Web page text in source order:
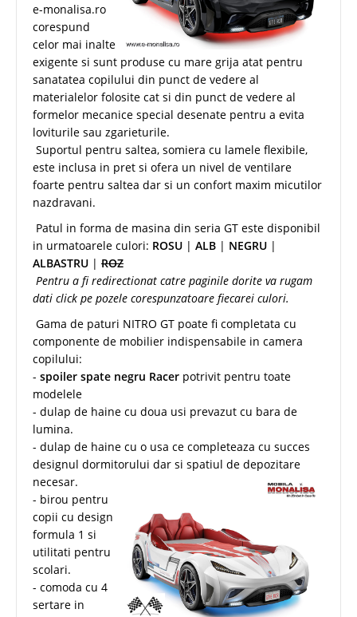
e-monalisa.ro
corespund
celor mai inalte
exigente si sunt produse cu mare grija atat pentru
sanatatea copilului din punct de vedere al
materialelor folosite cat si din punct de vedere al
formelor mecanice special desenate pentru a evita
loviturile sau zgarieturile.
Suportul pentru saltea, somiera cu lamele flexibile,
este inclusa in pret si ofera un nivel de ventilare
foarte pentru saltea dar si un confort maxim micutilor
nazdravani.
Patul in forma de masina din seria GT este disponibil
in urmatoarele culori: ROSU | ALB | NEGRU |
ALBASTRU | ROZ
Pentru a fi redirectionat catre paginile dorite va rugam
dati click pe pozele corespunzatoare fiecarei culori.
Gama de paturi NITRO GT poate fi completata cu
componente de mobilier indispensabile in camera
copilului:
- spoiler spate negru Racer potrivit pentru toate
modelele
- dulap de haine cu doua usi prevazut cu bara de
lumina.
- dulap de haine cu o usa ce completeaza cu succes
designul dormitorului dar si spatiul de depozitare
necesar.
- birou pentru
copii cu design
formula 1 si
utilitati pentru
scolari.
- comoda cu 4
sertare in